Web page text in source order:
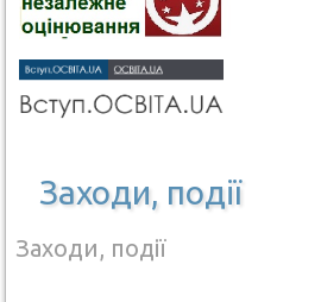
Заходи, події
Заходи, події